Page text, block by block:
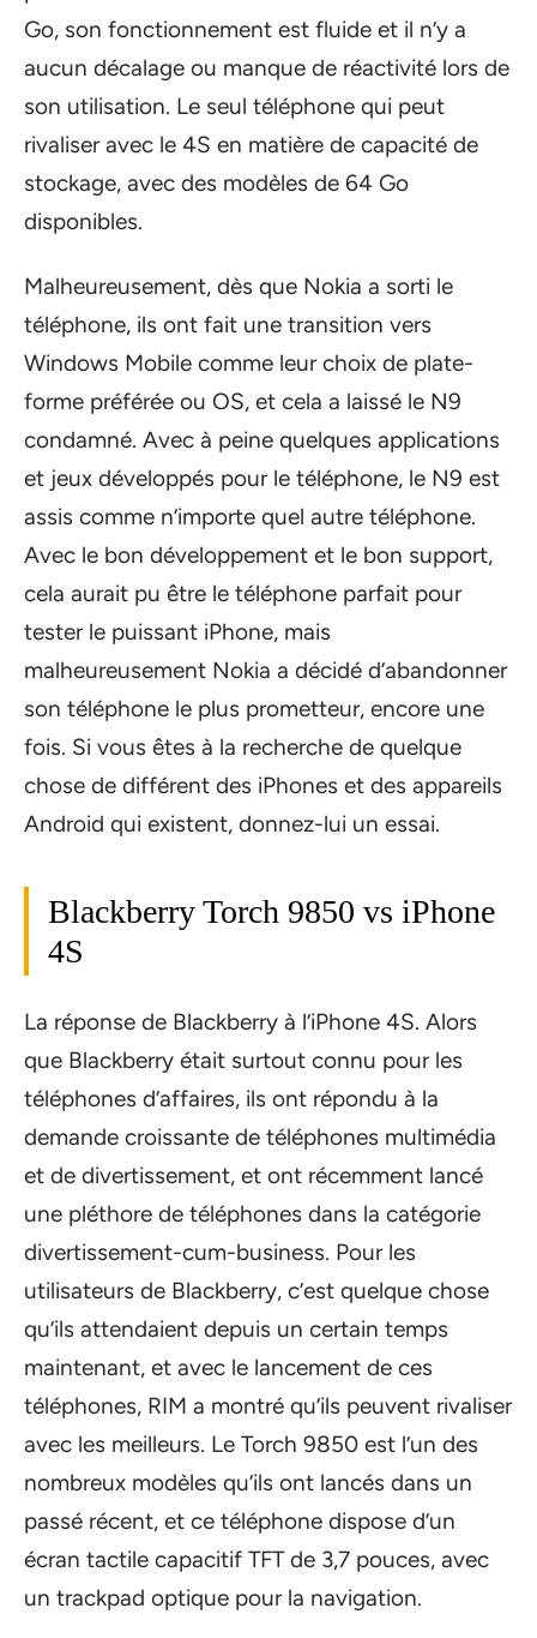
Go, son fonctionnement est fluide et il n’y a
aucun décalage ou manque de réactivité lors de
son utilisation. Le seul téléphone qui peut
rivaliser avec le 4S en matière de capacité de
stockage, avec des modèles de 64 Go
disponibles.
Malheureusement, dès que Nokia a sorti le
téléphone, ils ont fait une transition vers
Windows Mobile comme leur choix de plate-
forme préférée ou OS, et cela a laissé le N9
condamné. Avec à peine quelques applications
et jeux développés pour le téléphone, le N9 est
assis comme n’importe quel autre téléphone.
Avec le bon développement et le bon support,
cela aurait pu être le téléphone parfait pour
tester le puissant iPhone, mais
malheureusement Nokia a décidé d’abandonner
son téléphone le plus prometteur, encore une
fois. Si vous êtes à la recherche de quelque
chose de différent des iPhones et des appareils
Android qui existent, donnez-lui un essai.
Blackberry Torch 9850 vs iPhone
4S
La réponse de Blackberry à l’iPhone 4S. Alors
que Blackberry était surtout connu pour les
téléphones d’affaires, ils ont répondu à la
demande croissante de téléphones multimédia
et de divertissement, et ont récemment lancé
une pléthore de téléphones dans la catégorie
divertissement-cum-business. Pour les
utilisateurs de Blackberry, c’est quelque chose
qu’ils attendaient depuis un certain temps
maintenant, et avec le lancement de ces
téléphones, RIM a montré qu’ils peuvent rivaliser
avec les meilleurs. Le Torch 9850 est l’un des
nombreux modèles qu’ils ont lancés dans un
passé récent, et ce téléphone dispose d’un
écran tactile capacitif TFT de 3,7 pouces, avec
un trackpad optique pour la navigation.